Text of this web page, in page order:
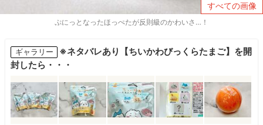
すべての画像
ぷにっとなったほっぺたが反則級のかわいさ…！
ギャラリー
※ネタバレあり【ちいかわびっくらたまご】を開
封したら・・・